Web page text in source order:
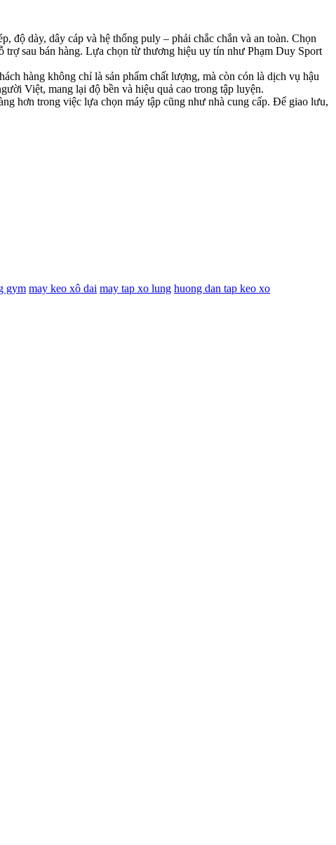
độ dày, dây cáp và hệ thống puly – phải chắc chắn và an toàn. Chọn
sau bán hàng. Lựa chọn từ thương hiệu uy tín như Phạm Duy Sport
hàng không chỉ là sản phẩm chất lượng, mà còn cón là dịch vụ hậu
Việt, mang lại độ bền và hiệu quả cao trong tập luyện.
hơn trong việc lựa chọn máy tập cũng như nhà cung cấp. Để giao lưu,
gym may keo xô dai may tap xo lung huong dan tap keo xo